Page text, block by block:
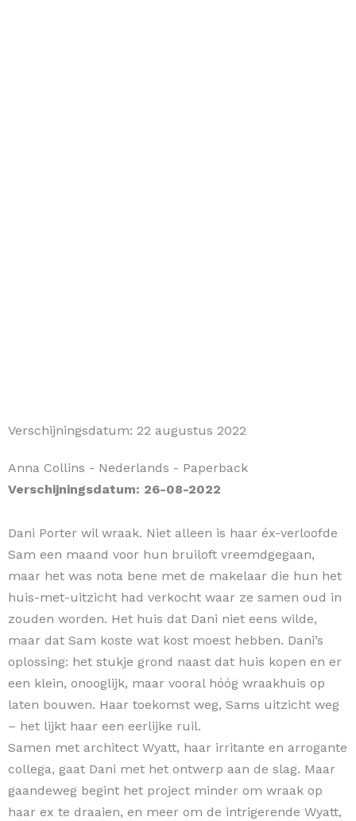
Verschijningsdatum: 22 augustus 2022
Anna Collins - Nederlands - Paperback
Verschijningsdatum: 26-08-2022
Dani Porter wil wraak. Niet alleen is haar éx-verloofde
Sam een maand voor hun bruiloft vreemdgegaan,
maar het was nota bene met de makelaar die hun het
huis-met-uitzicht had verkocht waar ze samen oud in
zouden worden. Het huis dat Dani niet eens wilde,
maar dat Sam koste wat kost moest hebben. Dani’s
oplossing: het stukje grond naast dat huis kopen en er
een klein, onooglijk, maar vooral hóóg wraakhuis op
laten bouwen. Haar toekomst weg, Sams uitzicht weg
– het lijkt haar een eerlijke ruil.
Samen met architect Wyatt, haar irritante en arrogante
collega, gaat Dani met het ontwerp aan de slag. Maar
gaandeweg begint het project minder om wraak op
haar ex te draaien, en meer om de intrigerende Wyatt,